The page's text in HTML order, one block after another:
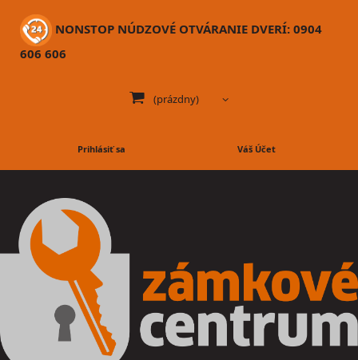
NONSTOP NÚDZOVÉ OTVÁRANIE DVERÍ: 0904
606 606
(prázdny)
Prihlásiť sa Váš Účet